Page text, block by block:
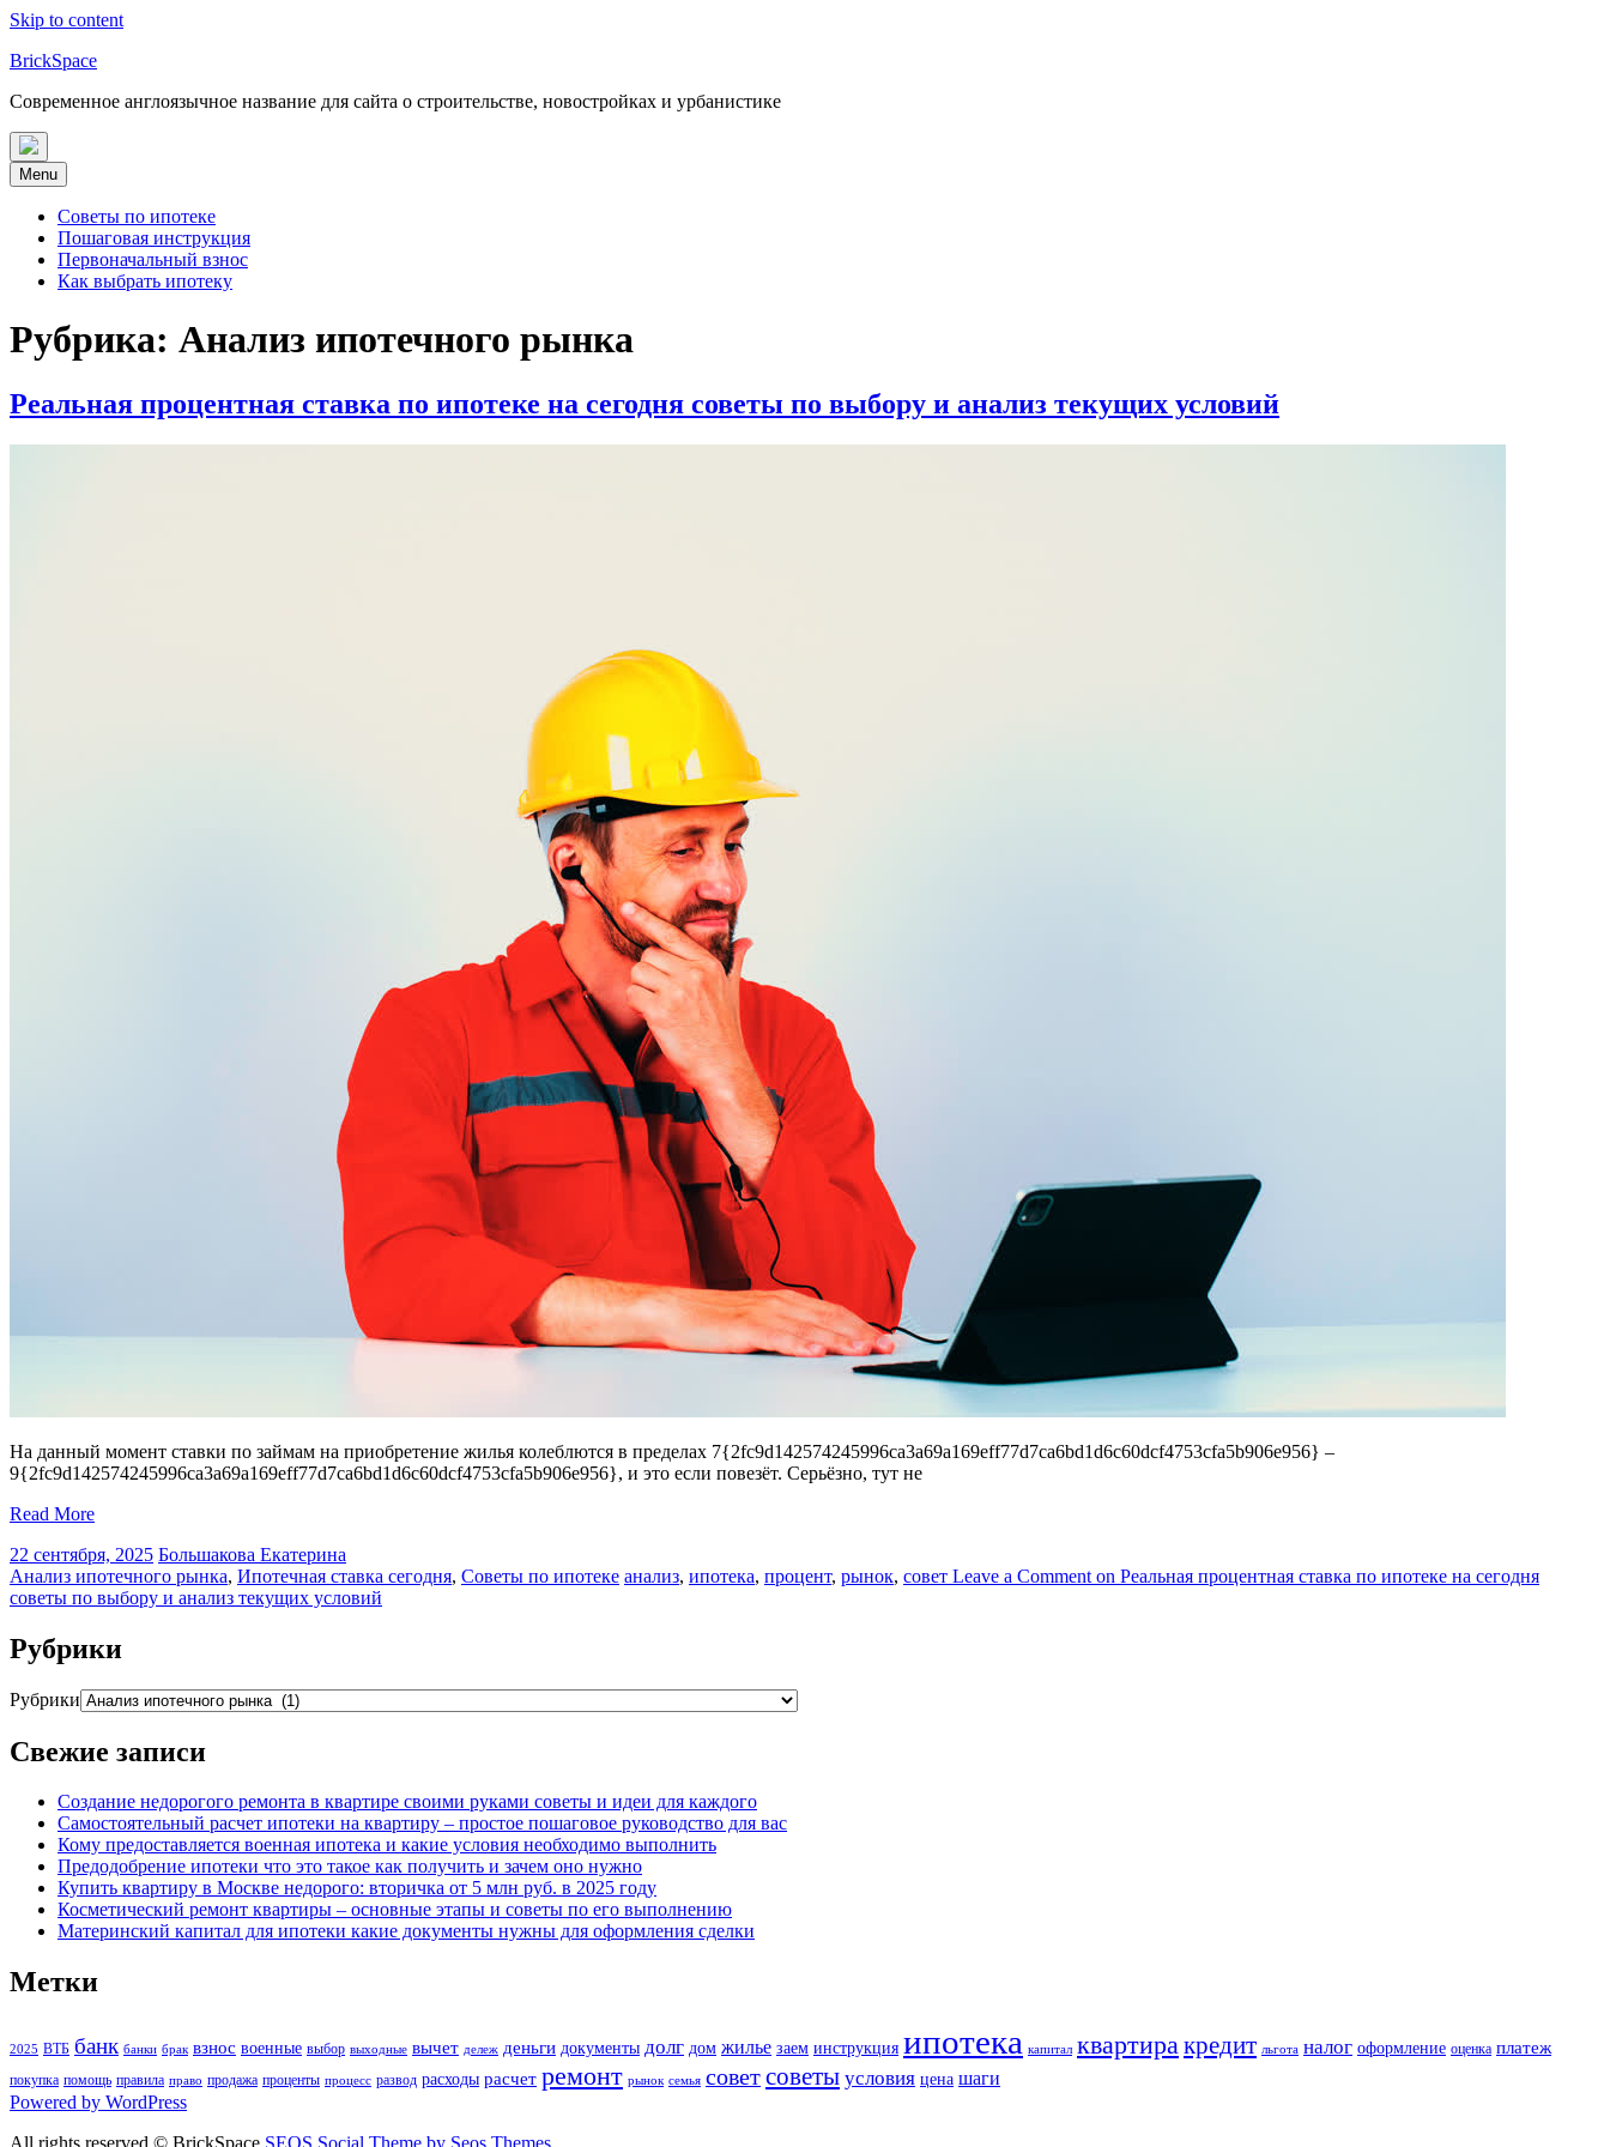
Skip to content
BrickSpace
Современное англоязычное название для сайта о строительстве, новостройках и урбанистике
Menu
Советы по ипотеке
Пошаговая инструкция
Первоначальный взнос
Как выбрать ипотеку
Рубрика: Анализ ипотечного рынка
Реальная процентная ставка по ипотеке на сегодня советы по выбору и анализ текущих условий
На данный момент ставки по займам на приобретение жилья колеблются в пределах 7{2fc9d142574245996ca3a69a169eff77d7ca6bd1d6c60dcf4753cfa5b906e956} –
9{2fc9d142574245996ca3a69a169eff77d7ca6bd1d6c60dcf4753cfa5b906e956}, и это если повезёт. Серьёзно, тут не
Read More
22 сентября, 2025 Большакова Екатерина
Анализ ипотечного рынка, Ипотечная ставка сегодня, Советы по ипотеке анализ, ипотека, процент, рынок, совет Leave a Comment on Реальная процентная ставка по ипотеке на сегодня
советы по выбору и анализ текущих условий
Рубрики
Рубрики
Свежие записи
Создание недорогого ремонта в квартире своими руками советы и идеи для каждого
Самостоятельный расчет ипотеки на квартиру – простое пошаговое руководство для вас
Кому предоставляется военная ипотека и какие условия необходимо выполнить
Предодобрение ипотеки что это такое как получить и зачем оно нужно
Купить квартиру в Москве недорого: вторичка от 5 млн руб. в 2025 году
Косметический ремонт квартиры – основные этапы и советы по его выполнению
Материнский капитал для ипотеки какие документы нужны для оформления сделки
Метки
2025 ВТБ банк банки брак взнос военные выбор выходные вычет дележ деньги документы долг дом жилье заем инструкция ипотека капитал квартиракредит льгота налог оформление оценка платеж
покупка помощь правила право продажа проценты процесс развод расходы расчет ремонт рынок семья советсоветы условия цена шаги
Powered by WordPress